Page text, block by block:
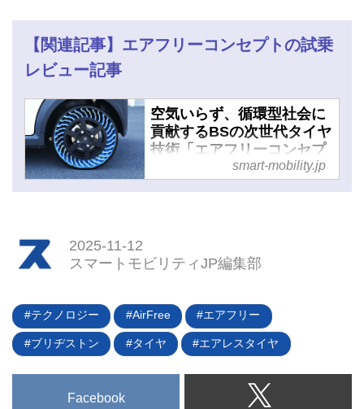
【関連記事】エアフリーコンセプトの試乗
レビュー記事
空気いらず、循環型社会に
貢献するBSの次世代タイヤ
技術「エアフリーコンセプ
ト」に初試乗 - スマートモ
smart-mobility.jp
2025-11-12
スマートモビリティJP編集部
テクノロジー AirFree エアフリー
ブリヂストン タイヤ エアレスタイヤ
Facebook